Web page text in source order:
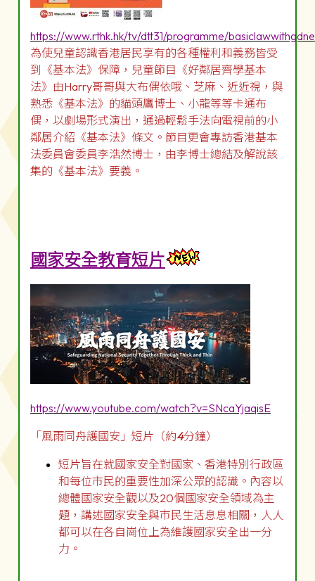
https://www.rthk.hk/tv/dtt31/programme/
為使兒童認識香港居民享有的各種權利和義務皆受
到《基本法》保障，兒童節目《好鄰居齊學基本
法》由Harry哥哥與大布偶依哦、芝麻、近近視，與
熟悉《基本法》的貓頭鷹博士、小龍等等卡通布
偶，以劇場形式演出，通過輕鬆手法向電視前的小
鄰居介紹《基本法》條文。節目更會專訪香港基本
法委員會委員李浩然博士，由李博士總結及解說該
集的《基本法》要義。
國家安全教育短片
https://www.youtube.com/watch?v=SNcaYjaqisE
「風雨同舟護國安」短片（約4分鐘）
短片旨在就國家安全對國家、香港特別行政區
和每位市民的重要性加深公眾的認識。內容以
總體國家安全觀以及20個國家安全領域為主
題，講述國家安全與市民生活息息相關，人人
都可以在各自崗位上為維護國家安全出一分
力。